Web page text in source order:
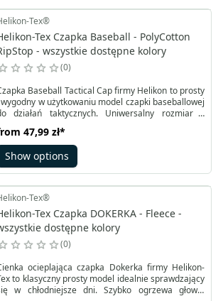
Tex®
Tex Czapka Baseball - PolyCotton
- wszystkie dostępne kolory
0
Baseball Tactical Cap firmy Helikon to prosty
w użytkowaniu model czapki baseballowej
działań taktycznych. Uniwersalny rozmiar z
za pomocą pasków z rzepem ułatwia
47,99 zł*
Show options
Tex®
Tex Czapka DOKERKA - Fleece -
dostępne kolory
0
ocieplająca czapka Dokerka firmy Helikon-
to klasyczny prosty model idealnie sprawdzający
w chłodniejsze dni. Szybko ogrzewa głowę,